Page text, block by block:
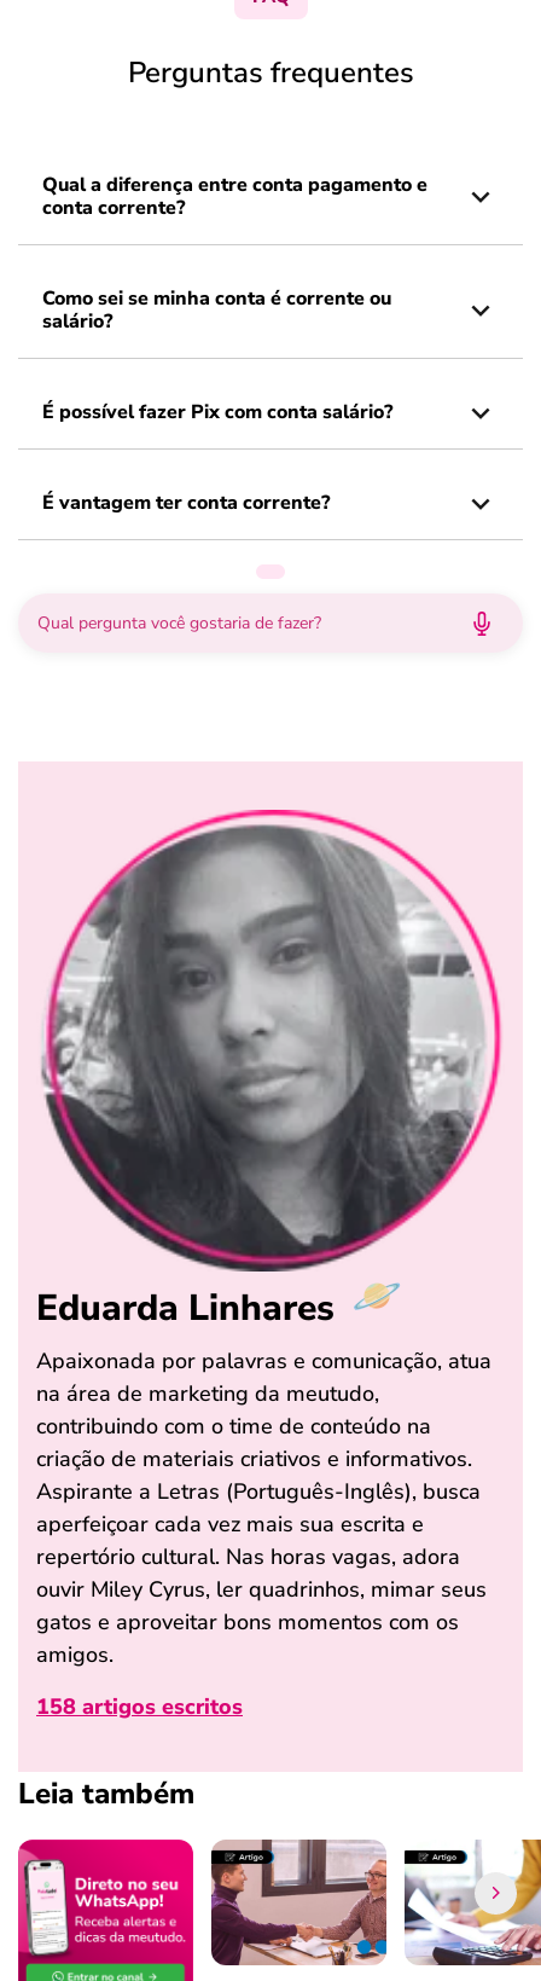
Perguntas frequentes
Qual a diferença entre conta pagamento e
conta corrente?
Como sei se minha conta é corrente ou
salário?
É possível fazer Pix com conta salário?
É vantagem ter conta corrente?
Eduarda Linhares
Apaixonada por palavras e comunicação, atua
na área de marketing da meutudo,
contribuindo com o time de conteúdo na
criação de materiais criativos e informativos.
Aspirante a Letras (Português-Inglês), busca
aperfeiçoar cada vez mais sua escrita e
repertório cultural. Nas horas vagas, adora
ouvir Miley Cyrus, ler quadrinhos, mimar seus
gatos e aproveitar bons momentos com os
amigos.
158 artigos escritos
Leia também